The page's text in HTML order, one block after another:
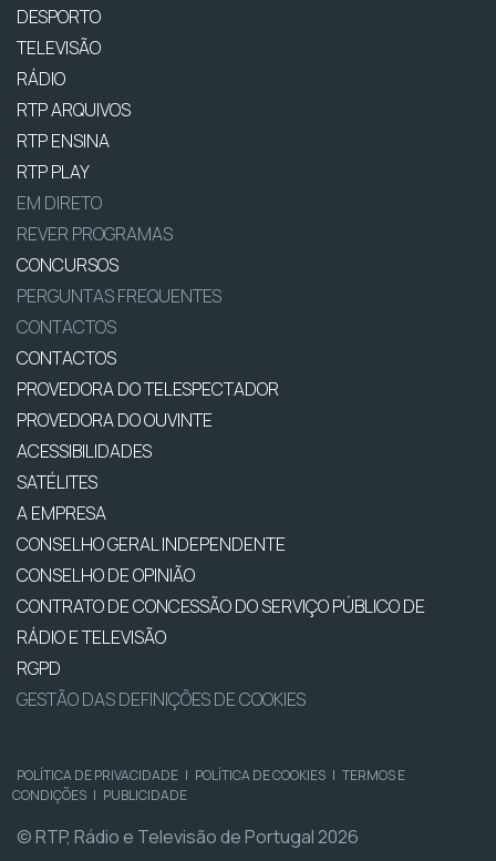
DESPORTO
TELEVISÃO
RÁDIO
RTP ARQUIVOS
RTP ENSINA
RTP PLAY
EM DIRETO
REVER PROGRAMAS
CONCURSOS
PERGUNTAS FREQUENTES
CONTACTOS
CONTACTOS
PROVEDORA DO TELESPECTADOR
PROVEDORA DO OUVINTE
ACESSIBILIDADES
SATÉLITES
A EMPRESA
CONSELHO GERAL INDEPENDENTE
CONSELHO DE OPINIÃO
CONTRATO DE CONCESSÃO DO SERVIÇO PÚBLICO DE
RÁDIO E TELEVISÃO
RGPD
GESTÃO DAS DEFINIÇÕES DE COOKIES
POLÍTICA DE PRIVACIDADE | POLÍTICA DE COOKIES | TERMOS E
CONDIÇÕES | PUBLICIDADE
© RTP, Rádio e Televisão de Portugal 2026